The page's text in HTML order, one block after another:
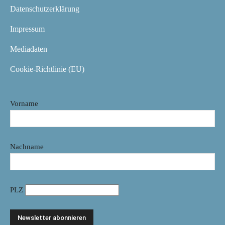
Datenschutzerklärung
Impressum
Mediadaten
Cookie-Richtlinie (EU)
Vorname
Nachname
PLZ